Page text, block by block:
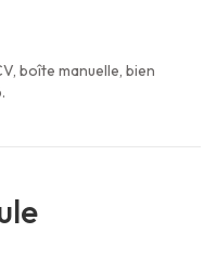
boîte manuelle, bien